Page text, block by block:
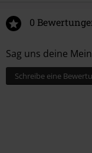
0
Sag uns deine
Schreibe eine